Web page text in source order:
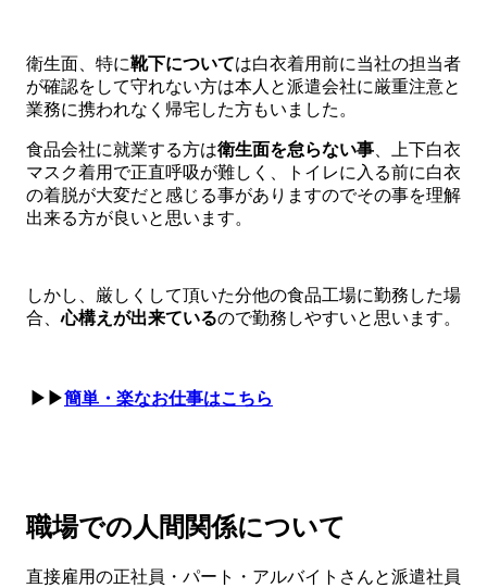
衛生面、特に靴下については白衣着用前に当社の担当者
が確認をして守れない方は本人と派遣会社に厳重注意と
業務に携われなく帰宅した方もいました。
食品会社に就業する方は衛生面を怠らない事 、上下白衣
マスク着用で正直呼吸が難しく、トイレに入る前に白衣
の着脱が大変だと感じる事がありますのでその事を理解
出来る方が良いと思います。
しかし、厳しくして頂いた分他の食品工場に勤務した場
合、心構えが出来ているので勤務しやすいと思います。
▶▶簡単・楽なお仕事はこちら
職場での人間関係について
直接雇用の正社員・パート・アルバイトさんと派遣社員